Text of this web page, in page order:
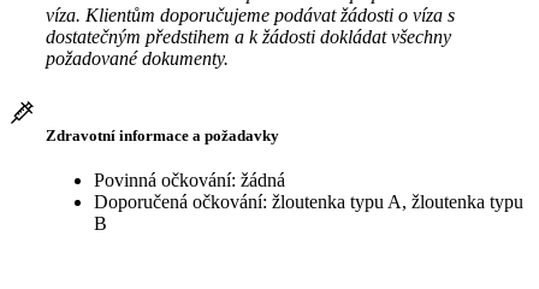
víza. Klientům doporučujeme podávat žádosti o víza s
dostatečným předstihem a k žádosti dokládat všechny
požadované dokumenty.
Zdravotní informace a požadavky
Povinná očkování: žádná
Doporučená očkování: žloutenka typu A, žloutenka typu
B